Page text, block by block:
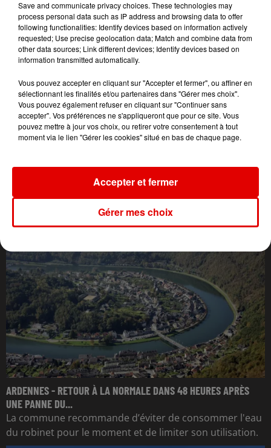
L'ACTU DES ARDENNES
ARDENNES - RETOUR À LA NORMALE DANS 48 HEURES APRÈS
UNE PANNE DU...
La commune recommande d’éviter de consommer l'eau
du robinet pour le moment et de limiter son utilisation.
Save and communicate privacy choices. These technologies may
process personal data such as IP address and browsing data to offer
following functionalities: Identify devices based on information actively
requested; Use precise geolocation data; Match and combine data from
other data sources; Link different devices; Identify devices based on
information transmitted automatically.
Vous pouvez accepter en cliquant sur "Accepter et fermer", ou affiner en
sélectionnant les finalités et/ou partenaires dans "Gérer mes choix".
Vous pouvez également refuser en cliquant sur "Continuer sans
accepter". Vos préférences ne s'appliqueront que pour ce site. Vous
pouvez mettre à jour vos choix, ou retirer votre consentement à tout
moment via le lien "Gérer les cookies" situé en bas de chaque page.
Gérer mes choix
Accepter et fermer